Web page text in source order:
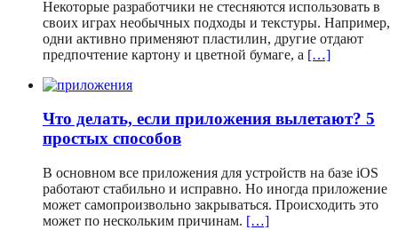
Некоторые разработчики не стесняются использовать в
своих играх необычных подходы и текстуры. Например,
одни активно применяют пластилин, другие отдают
предпочтение картону и цветной бумаге, а […]
Что делать, если приложения вылетают? 5
простых способов
В основном все приложения для устройств на базе iOS
работают стабильно и исправно. Но иногда приложение
может самопроизвольно закрываться. Происходить это
может по нескольким причинам. […]